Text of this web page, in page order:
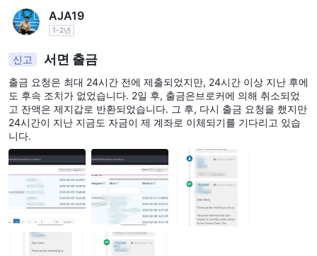
AJA19
1-2년
신고 서면 출금
출금 요청은 최대 24시간 전에 제출되었지만, 24시간 이상 지난 후에
도 후속 조치가 없었습니다. 2일 후, 출금은브로커에 의해 취소되었
고 잔액은 제지갑로 반환되었습니다. 그 후, 다시 출금 요청을 했지만
24시간이 지난 지금도 자금이 제 계좌로 이체되기를 기다리고 있습
니다.